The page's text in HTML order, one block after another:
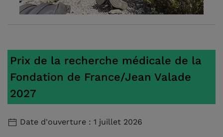
Prix de la recherche médicale de la
Fondation de France/Jean Valade
2027
Date d'ouverture : 1 juillet 2026